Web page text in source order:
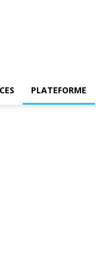
PLATEFORME